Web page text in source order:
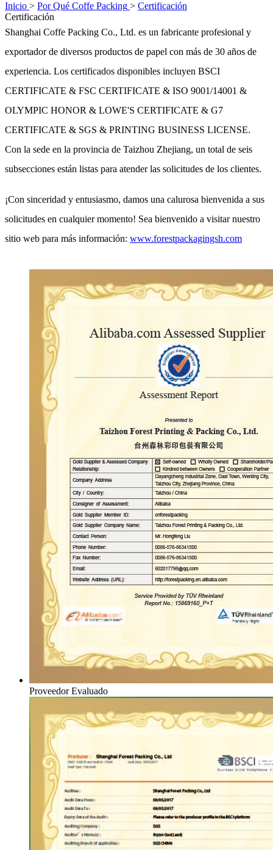
Inicio > Por Qué Coffe Packing > Certificación
Certificación
Shanghai Coffe Packing Co., Ltd. es un fabricante profesional y
exportador de diversos productos de papel con más de 30 años de
experiencia. Los certificados disponibles incluyen BSCI
CERTIFICATE & FSC CERTIFICATE & ISO 9001/14001 &
OLYMPIC HONOR & LOWE'S CERTIFICATE & G7
CERTIFICATE & SGS & PRINTING BUSINESS LICENSE.
Con la sede en la provincia de Taizhou Zhejiang, un total de seis
subsecciones están listas para atender las solicitudes de los clientes.
¡Con sinceridad y entusiasmo, damos una calurosa bienvenida a sus
solicitudes en cualquier momento! Sea bienvenido a visitar nuestro
sitio web para más información: www.forestpackagingsh.com
Proveedor Evaluado